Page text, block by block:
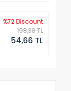
%72 Discount
198,38 TL
54,66 TL